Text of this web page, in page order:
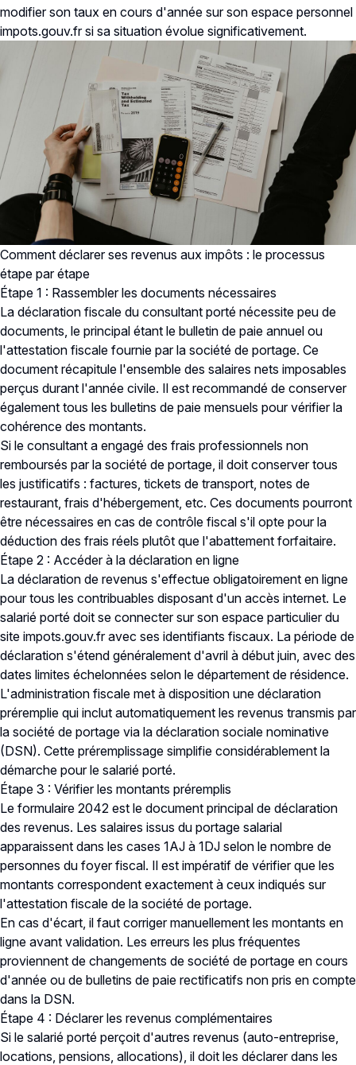
modifier son taux en cours d'année sur son espace personnel
impots.gouv.fr si sa situation évolue significativement.
Comment déclarer ses revenus aux impôts : le processus
étape par étape
Étape 1 : Rassembler les documents nécessaires
La déclaration fiscale du consultant porté nécessite peu de
documents, le principal étant le bulletin de paie annuel ou
l'attestation fiscale fournie par la société de portage. Ce
document récapitule l'ensemble des salaires nets imposables
perçus durant l'année civile. Il est recommandé de conserver
également tous les bulletins de paie mensuels pour vérifier la
cohérence des montants.
Si le consultant a engagé des frais professionnels non
remboursés par la société de portage, il doit conserver tous
les justificatifs : factures, tickets de transport, notes de
restaurant, frais d'hébergement, etc. Ces documents pourront
être nécessaires en cas de contrôle fiscal s'il opte pour la
déduction des frais réels plutôt que l'abattement forfaitaire.
Étape 2 : Accéder à la déclaration en ligne
La déclaration de revenus s'effectue obligatoirement en ligne
pour tous les contribuables disposant d'un accès internet. Le
salarié porté doit se connecter sur son espace particulier du
site impots.gouv.fr avec ses identifiants fiscaux. La période de
déclaration s'étend généralement d'avril à début juin, avec des
dates limites échelonnées selon le département de résidence.
L'administration fiscale met à disposition une déclaration
préremplie qui inclut automatiquement les revenus transmis par
la société de portage via la déclaration sociale nominative
(DSN). Cette préremplissage simplifie considérablement la
démarche pour le salarié porté.
Étape 3 : Vérifier les montants préremplis
Le formulaire 2042 est le document principal de déclaration
des revenus. Les salaires issus du portage salarial
apparaissent dans les cases 1AJ à 1DJ selon le nombre de
personnes du foyer fiscal. Il est impératif de vérifier que les
montants correspondent exactement à ceux indiqués sur
l'attestation fiscale de la société de portage.
En cas d'écart, il faut corriger manuellement les montants en
ligne avant validation. Les erreurs les plus fréquentes
proviennent de changements de société de portage en cours
d'année ou de bulletins de paie rectificatifs non pris en compte
dans la DSN.
Étape 4 : Déclarer les revenus complémentaires
Si le salarié porté perçoit d'autres revenus (auto-entreprise,
locations, pensions, allocations), il doit les déclarer dans les